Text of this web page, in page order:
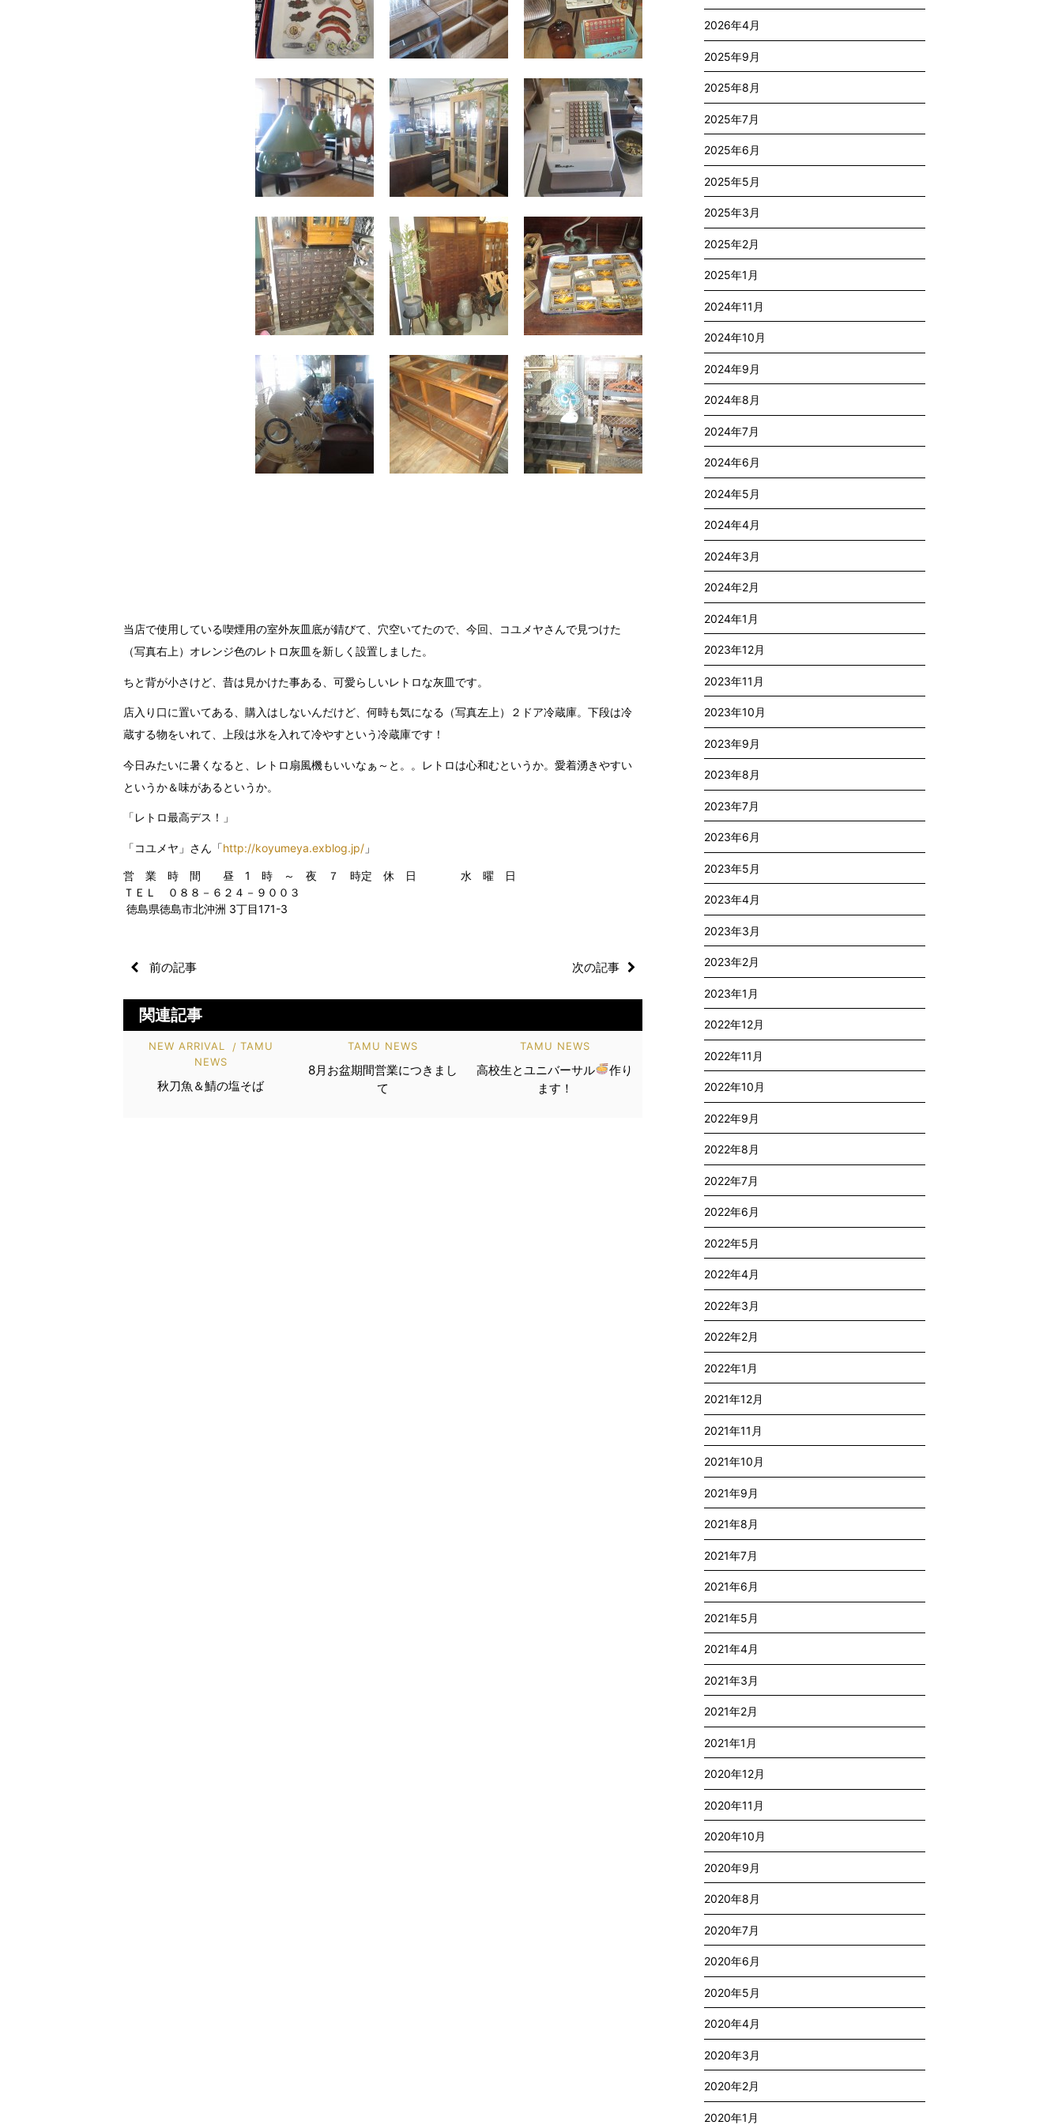
当店で使用している喫煙用の室外灰皿底が錆びて、穴空いてたので、今回、コユメヤさんで見つけた
（写真右上）オレンジ色のレトロ灰皿を新しく設置しました。
ちと背が小さけど、昔は見かけた事ある、可愛らしいレトロな灰皿です。
店入り口に置いてある、購入はしないんだけど、何時も気になる（写真左上）２ドア冷蔵庫。下段は冷
蔵する物をいれて、上段は氷を入れて冷やすという冷蔵庫です！
今日みたいに暑くなると、レトロ扇風機もいいなぁ～と。。レトロは心和むというか。愛着湧きやすい
というか＆味があるというか。
「レトロ最高デス！」
「コユメヤ」さん「http://koyumeya.exblog.jp/」
営 業 時 間 昼 1 時 ～ 夜 ７ 時定 休 日 水 曜 日
ＴＥＬ ０８８－６２４－９００３
徳島県徳島市北沖洲 3丁目171-3
前の記事 次の記事
関連記事
NEW ARRIVAL
TAMU
NEWS
秋刀魚＆鯖の塩そば
TAMU NEWS
8月お盆期間営業につきまし
て
TAMU NEWS
高校生とユニバーサル
作り
ます！
2026年4月
2025年9月
2025年8月
2025年7月
2025年6月
2025年5月
2025年3月
2025年2月
2025年1月
2024年11月
2024年10月
2024年9月
2024年8月
2024年7月
2024年6月
2024年5月
2024年4月
2024年3月
2024年2月
2024年1月
2023年12月
2023年11月
2023年10月
2023年9月
2023年8月
2023年7月
2023年6月
2023年5月
2023年4月
2023年3月
2023年2月
2023年1月
2022年12月
2022年11月
2022年10月
2022年9月
2022年8月
2022年7月
2022年6月
2022年5月
2022年4月
2022年3月
2022年2月
2022年1月
2021年12月
2021年11月
2021年10月
2021年9月
2021年8月
2021年7月
2021年6月
2021年5月
2021年4月
2021年3月
2021年2月
2021年1月
2020年12月
2020年11月
2020年10月
2020年9月
2020年8月
2020年7月
2020年6月
2020年5月
2020年4月
2020年3月
2020年2月
2020年1月